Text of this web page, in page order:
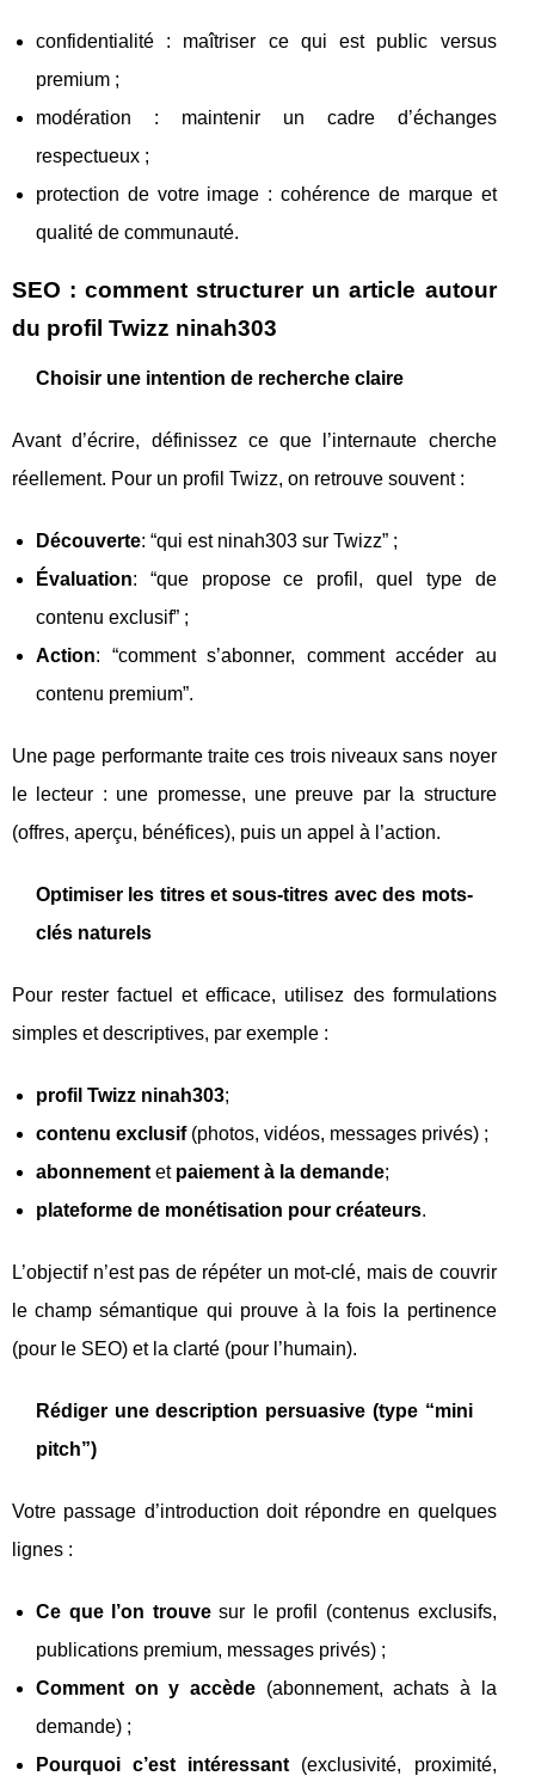
confidentialité : maîtriser ce qui est public versus
premium ;
modération : maintenir un cadre d’échanges
respectueux ;
protection de votre image : cohérence de marque et
qualité de communauté.
SEO : comment structurer un article autour
du profil Twizz ninah303
Choisir une intention de recherche claire
Avant d’écrire, définissez ce que l’internaute cherche
réellement. Pour un profil Twizz, on retrouve souvent :
Découverte: “qui est ninah303 sur Twizz” ;
Évaluation: “que propose ce profil, quel type de
contenu exclusif” ;
Action: “comment s’abonner, comment accéder au
contenu premium”.
Une page performante traite ces trois niveaux sans noyer
le lecteur : une promesse, une preuve par la structure
(offres, aperçu, bénéfices), puis un appel à l’action.
Optimiser les titres et sous-titres avec des mots-
clés naturels
Pour rester factuel et efficace, utilisez des formulations
simples et descriptives, par exemple :
profil Twizz ninah303;
contenu exclusif(photos, vidéos, messages privés) ;
abonnement et paiement à la demande;
plateforme de monétisation pour créateurs.
L’objectif n’est pas de répéter un mot-clé, mais de couvrir
le champ sémantique qui prouve à la fois la pertinence
(pour le SEO) et la clarté (pour l’humain).
Rédiger une description persuasive (type “mini
pitch”)
Votre passage d’introduction doit répondre en quelques
lignes :
Ce que l’on trouvesur le profil (contenus exclusifs,
publications premium, messages privés) ;
Comment on y accède(abonnement, achats à la
demande) ;
Pourquoi c’est intéressant (exclusivité, proximité,